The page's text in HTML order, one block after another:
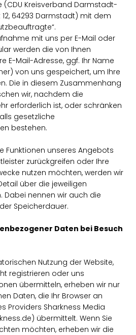
(CDU Kreisverband Darmstadt-
64293 Darmstadt) mit dem
mit uns per E-Mail oder
werden die von Ihnen
E-Mail-Adresse, ggf. Ihr Name
von uns gespeichert, um Ihre
Die in diesem Zusammenhang
wir, nachdem die
erforderlich ist, oder schränken
gesetzliche
bestehen.
Funktionen unseres Angebots
zurückgreifen oder Ihre
nutzen möchten, werden wir
über die jeweiligen
Dabei nennen wir auch die
Speicherdauer.
Daten bei Besuch
Nutzung der Website,
registrieren oder uns
übermitteln, erheben wir nur
Daten, die Ihr Browser an
Providers Sharkness Media
übermittelt. Wenn Sie
möchten, erheben wir die